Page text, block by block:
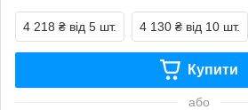
4 218 ₴ від 5 шт. 4 130 ₴ від 10 шт.
Купити
або